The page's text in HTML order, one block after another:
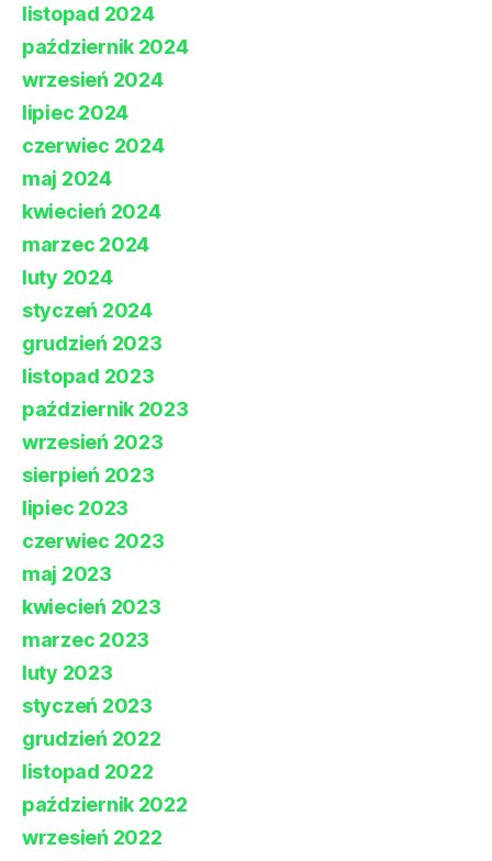
listopad 2024
październik 2024
wrzesień 2024
lipiec 2024
czerwiec 2024
maj 2024
kwiecień 2024
marzec 2024
luty 2024
styczeń 2024
grudzień 2023
listopad 2023
październik 2023
wrzesień 2023
sierpień 2023
lipiec 2023
czerwiec 2023
maj 2023
kwiecień 2023
marzec 2023
luty 2023
styczeń 2023
grudzień 2022
listopad 2022
październik 2022
wrzesień 2022